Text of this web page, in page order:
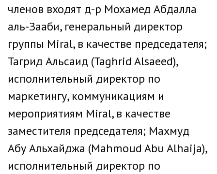
членов входят д-р Мохамед Абдалла
аль-Зааби‏, генеральный директор
группы ‏Miral, в качестве председателя;
Тагрид Альсаид (Taghrid Alsaeed),
исполнительный директор по
маркетингу, коммуникациям и
мероприятиям Miral, в качестве
заместителя председателя; Махмуд
Абу Альхайджа (Mahmoud Abu Alhaija),
исполнительный директор по